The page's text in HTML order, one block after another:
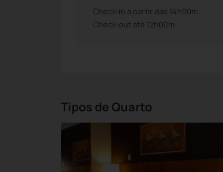
Check-in a partir das 14h00m
Check-out até 12h00m
Tipos de Quarto